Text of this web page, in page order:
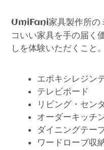
UmiFani家具製作所の
コいい家具を手の届く
しを体験いただくこと。
エポキシレジン
テレビボード
リビング・セン
オーダーキッチ
ダイニングテー
ワードローブ収